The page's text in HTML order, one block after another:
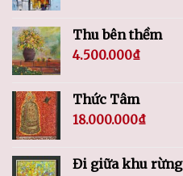
Thu bên thềm
4.500.000₫
Thức Tâm
18.000.000₫
Đi giữa khu rừng